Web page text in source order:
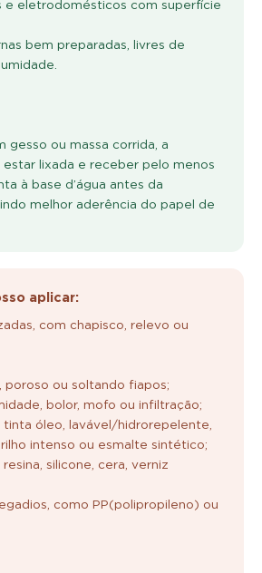
e eletrodomésticos com superfície
bem preparadas, livres de
gesso ou massa corrida, a
lixada e receber pelo menos
à base d’água antes da
melhor aderência do papel de
aplicar:
com chapisco, relevo ou
poroso ou soltando fiapos;
bolor, mofo ou infiltração;
tinta óleo, lavável/hidrorepelente,
intenso ou esmalte sintético;
silicone, cera, verniz
como PP(polipropileno) ou